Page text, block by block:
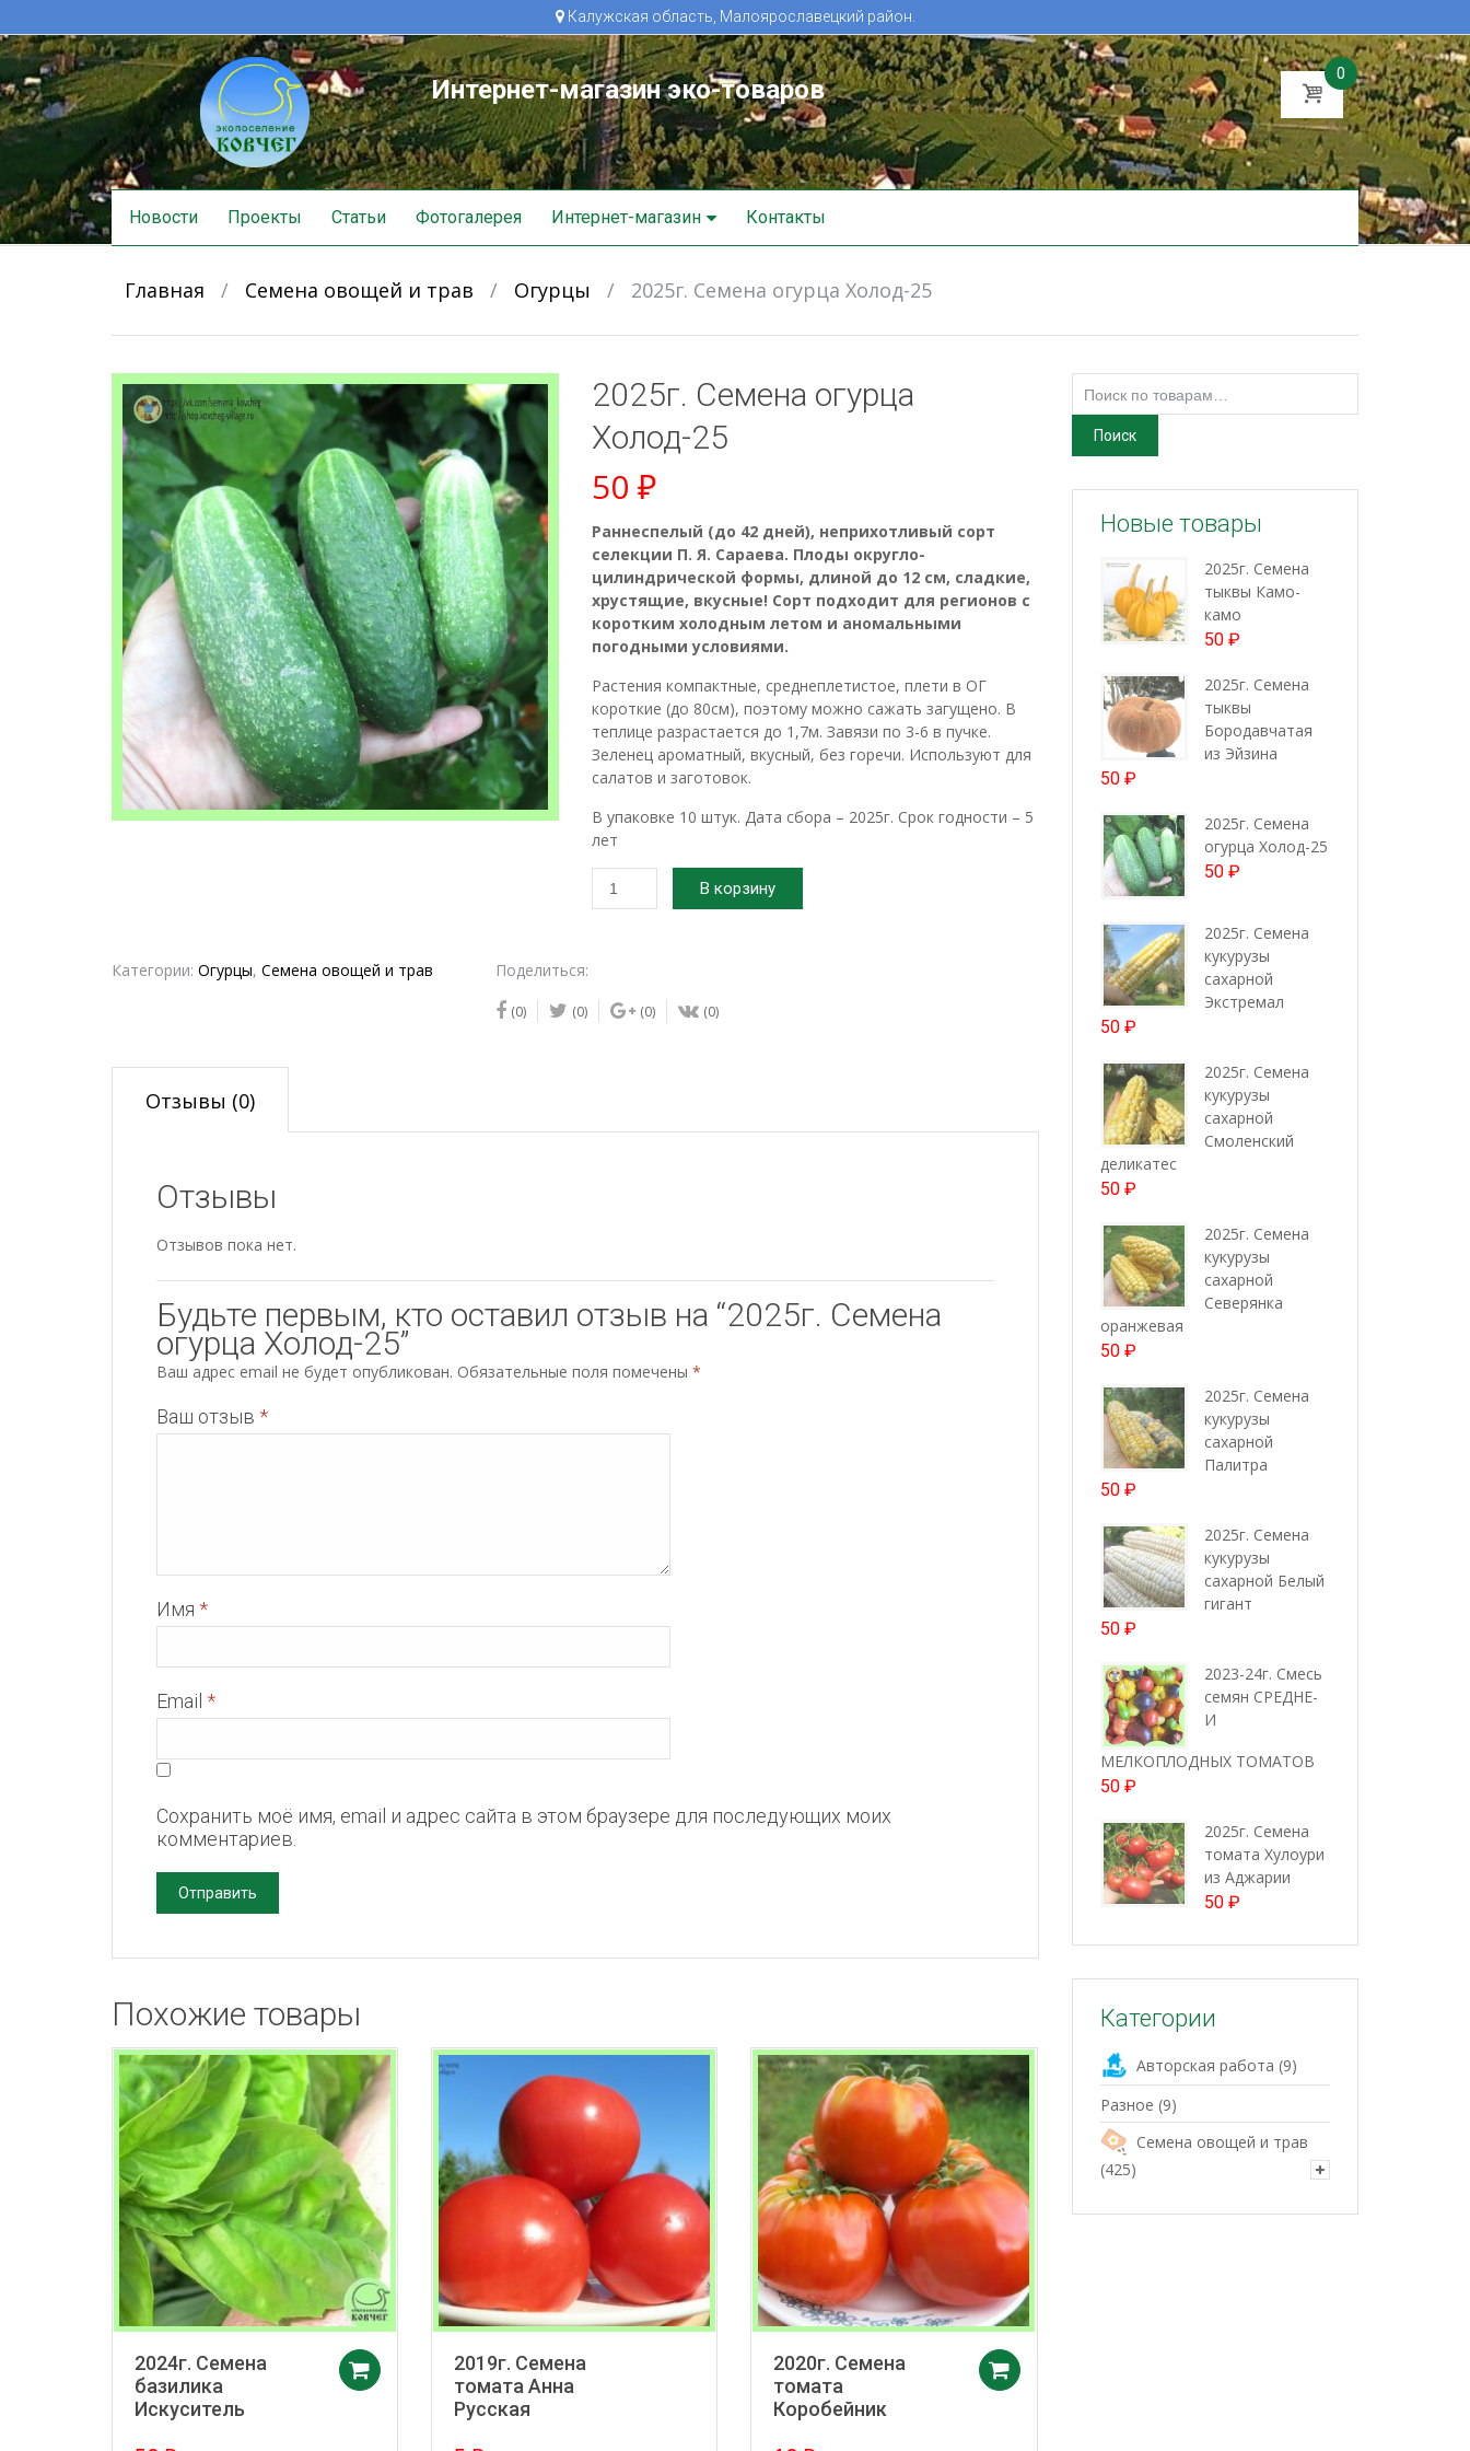
Калужская область, Малоярославецкий район.
Интернет-магазин эко-товаров
0
Skip
to
content
Новости Проекты Статьи Фотогалерея Интернет-магазин Контакты
Главная / Семена овощей и трав / Огурцы / 2025г. Семена огурца Холод-25
2025г. Семена огурца
Холод-25
50 ₽
Раннеспелый (до 42 дней), неприхотливый сорт
селекции П. Я. Сараева. Плоды округло-
цилиндрической формы, длиной до 12 см, сладкие,
хрустящие, вкусные! Сорт подходит для регионов с
коротким холодным летом и аномальными
погодными условиями.
Растения компактные, среднеплетистое, плети в ОГ
короткие (до 80см), поэтому можно сажать загущено. В
теплице разрастается до 1,7м. Завязи по 3-6 в пучке.
Зеленец ароматный, вкусный, без горечи. Используют для
салатов и заготовок.
В упаковке 10 штук. Дата сбора – 2025г. Срок годности – 5
лет
Количество
В корзину
Категории: Огурцы, Семена овощей и трав Поделиться:
(0) (0) (0) (0)
Отзывы (0)
Отзывы
Отзывов пока нет.
Будьте первым, кто оставил отзыв на “2025г. Семена
огурца Холод-25”
Ваш адрес email не будет опубликован. Обязательные поля помечены *
Ваш отзыв *
Имя *
Email *
Сохранить моё имя, email и адрес сайта в этом браузере для последующих моих
комментариев.
Похожие товары
2024г. Семена
базилика
Искуситель
Добавить в корзину
2019г. Семена
томата Анна
Русская
2020г. Семена
томата
Коробейник
Поиск
Новые товары
2025г. Семена
тыквы Камо-
камо
50 ₽
2025г. Семена
тыквы
Бородавчатая
из Эйзина
50 ₽
2025г. Семена
огурца Холод-25
50 ₽
2025г. Семена
кукурузы
сахарной
Экстремал
50 ₽
2025г. Семена
кукурузы
сахарной
Смоленский
деликатес
50 ₽
2025г. Семена
кукурузы
сахарной
Северянка
оранжевая
50 ₽
2025г. Семена
кукурузы
сахарной
Палитра
50 ₽
2025г. Семена
кукурузы
сахарной Белый
гигант
50 ₽
2023-24г. Смесь
семян СРЕДНЕ-
И
МЕЛКОПЛОДНЫХ ТОМАТОВ
50 ₽
2025г. Семена
томата Хулоури
из Аджарии
50 ₽
Категории
Авторская работа (9)
Разное (9)
Семена овощей и трав
(425)